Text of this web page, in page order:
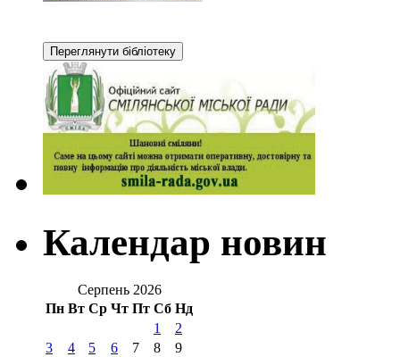
Календар новин
Серпень 2026
Пн Вт Ср Чт Пт Сб Нд
1
2
3
4 5 6 7 8
9